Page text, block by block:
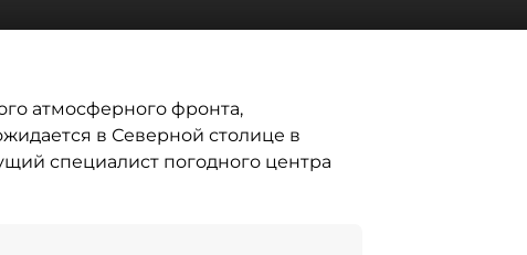
атмосферного фронта,
в Северной столице в
специалист погодного центра